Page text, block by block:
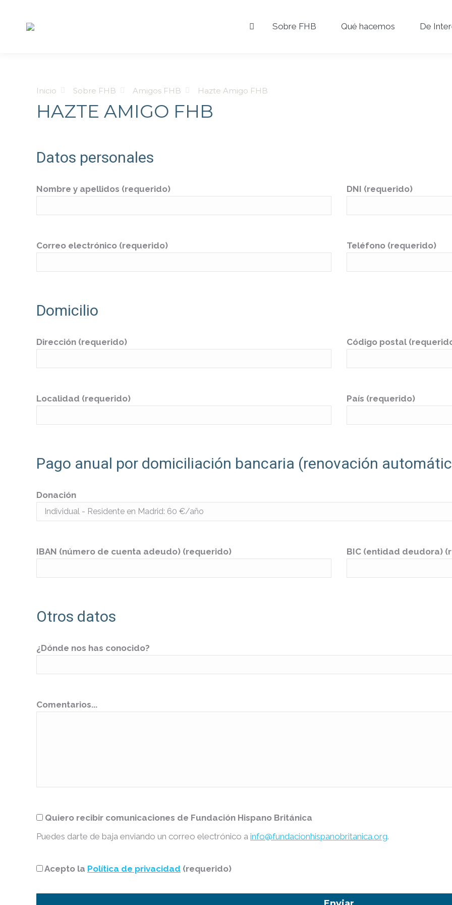
Sobre FHB Qué hacemos De
HAZTE AMIGO FHB
Estás aquí:
Inicio Sobre FHB Amigos FHB Hazte Amigo FHB
Datos personales
Nombre y apellidos (requerido) DNI (requerido)
Correo electrónico (requerido) Teléfono (requerido)
Domicilio
Dirección (requerido) Código postal
Localidad (requerido) País (requerido)
Pago anual por domiciliación bancaria (renovación
Donación
IBAN (número de cuenta adeudo) (requerido) BIC (entidad deudora)
Otros datos
¿Dónde nos has conocido?
Comentarios...
Quiero recibir comunicaciones de Fundación Hispano Británica
Puedes darte de baja enviando un correo electrónico a info@fundacionhispanobritanica.org.
Acepto la Política de privacidad (requerido)